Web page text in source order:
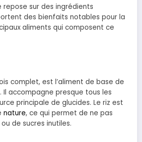
repose sur des ingrédients
des bienfaits notables pour la
aliments qui composent ce
complet, est l’aliment de base de
Il accompagne presque tous les
principale de glucides. Le riz est
nature, ce qui permet de ne pas
de sucres inutiles.